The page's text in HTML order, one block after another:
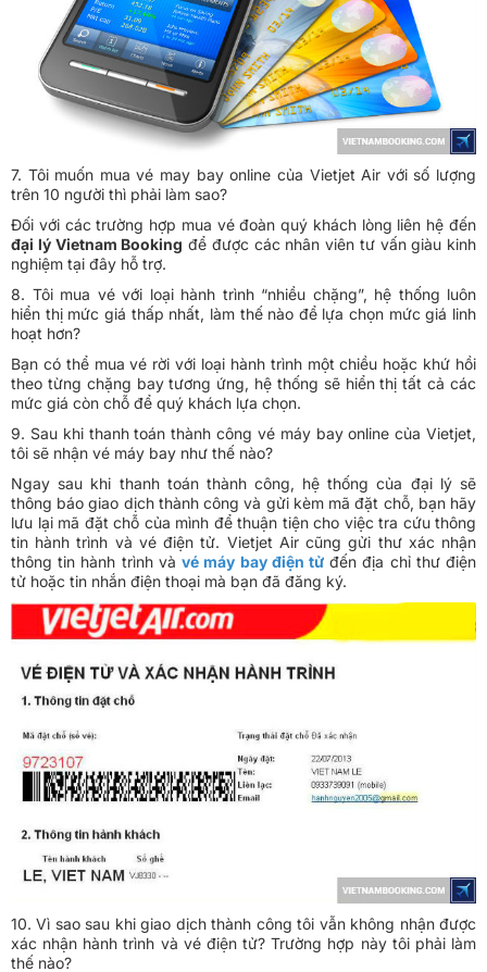
7. Tôi muốn mua vé may bay online của Vietjet Air với số lượng
trên 10 người thì phải làm sao?
Đối với các trường hợp mua vé đoàn quý khách lòng liên hệ đến
đại lý Vietnam Booking để được các nhân viên tư vấn giàu kinh
nghiệm tại đây hỗ trợ.
8. Tôi mua vé với loại hành trình “nhiều chặng”, hệ thống luôn
hiển thị mức giá thấp nhất, làm thế nào để lựa chọn mức giá linh
hoạt hơn?
Bạn có thể mua vé rời với loại hành trình một chiều hoặc khứ hồi
theo từng chặng bay tương ứng, hệ thống sẽ hiển thị tất cả các
mức giá còn chỗ để quý khách lựa chọn.
9. Sau khi thanh toán thành công vé máy bay online của Vietjet,
tôi sẽ nhận vé máy bay như thế nào?
Ngay sau khi thanh toán thành công, hệ thống của đại lý sẽ
thông báo giao dịch thành công và gửi kèm mã đặt chỗ, bạn hãy
lưu lại mã đặt chỗ của mình để thuận tiện cho việc tra cứu thông
tin hành trình và vé điện tử. Vietjet Air cũng gửi thư xác nhận
thông tin hành trình vàvé máy bay điện tửđến địa chỉ thư điện
tử hoặc tin nhắn điện thoại mà bạn đã đăng ký.
10. Vì sao sau khi giao dịch thành công tôi vẫn không nhận được
xác nhận hành trình và vé điện tử? Trường hợp này tôi phải làm
thế nào?